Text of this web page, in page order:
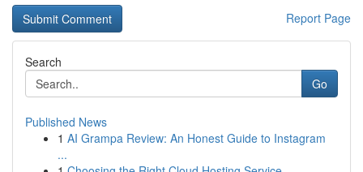
Report Page
Search
Go
Published News
1 AI Grampa Review: An Honest Guide to Instagram
...